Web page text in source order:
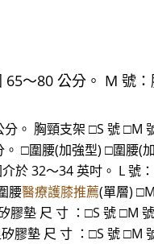
65～80 公分。 M 號
。 胸頸支架 □S 號 □M
□圍腰(加強型) □圍腰(
於 32～34 英吋。 L 號
腰醫療護膝推薦(單層)
膠墊 尺 寸 ：□S 號 □M
膠墊 尺 寸 ：□S 號 □M